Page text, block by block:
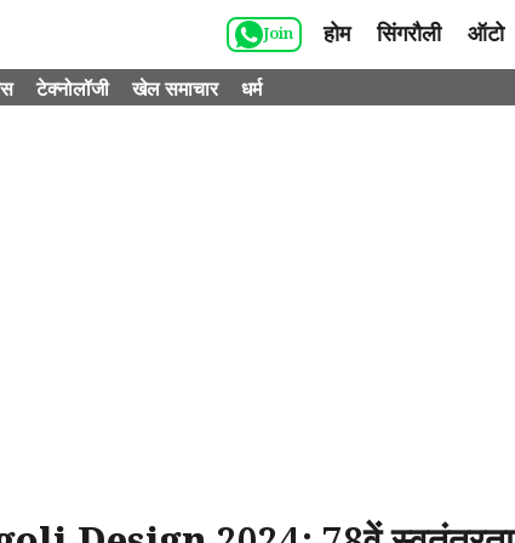
Join होम सिंगरौली ऑटो
टेक्नोलॉजी खेल समाचार धर्म